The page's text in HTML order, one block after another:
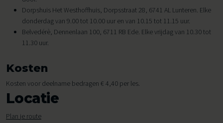
Dorpshuis Het Westhoffhuis, Dorpsstraat 28, 6741 AL Lunteren. Elke
donderdag van 9.00 tot 10.00 uur en van 10.15 tot 11.15 uur.
Belvedérè, Dennenlaan 100, 6711 RB Ede. Elke vrijdag van 10.30 tot
11.30 uur.
Kosten
Kosten voor deelname bedragen € 4,40 per les.
Locatie
Plan je route